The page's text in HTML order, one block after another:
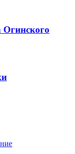
Огинского